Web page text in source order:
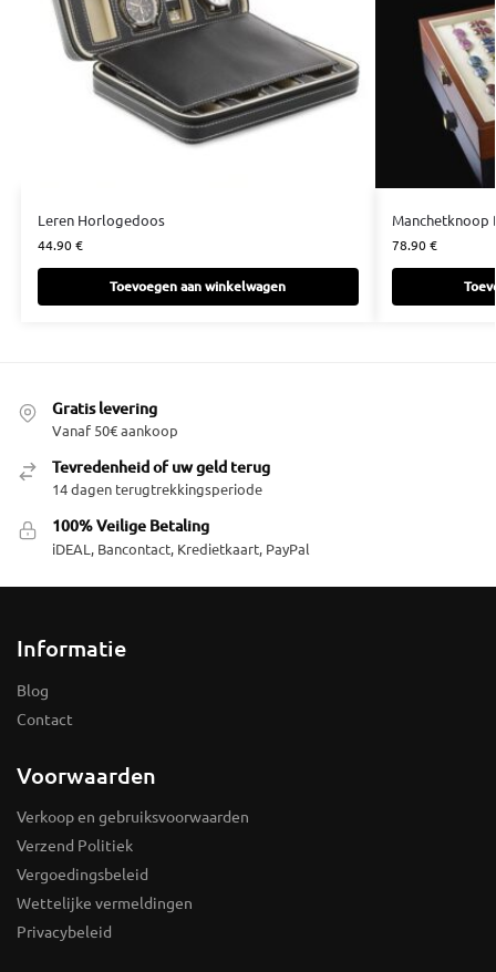
Leren Horlogedoos
44.90€
Toevoegen aan winkelwagen
Manchetknoop
78.90€
Gratis levering
Vanaf 50€ aankoop
Tevredenheid of uw geld terug
14 dagen terugtrekkingsperiode
100% Veilige Betaling
iDEAL, Bancontact, Kredietkaart, PayPal
Informatie
Blog
Contact
Voorwaarden
Verkoop en gebruiksvoorwaarden
Verzend Politiek
Vergoedingsbeleid
Wettelijke vermeldingen
Privacybeleid